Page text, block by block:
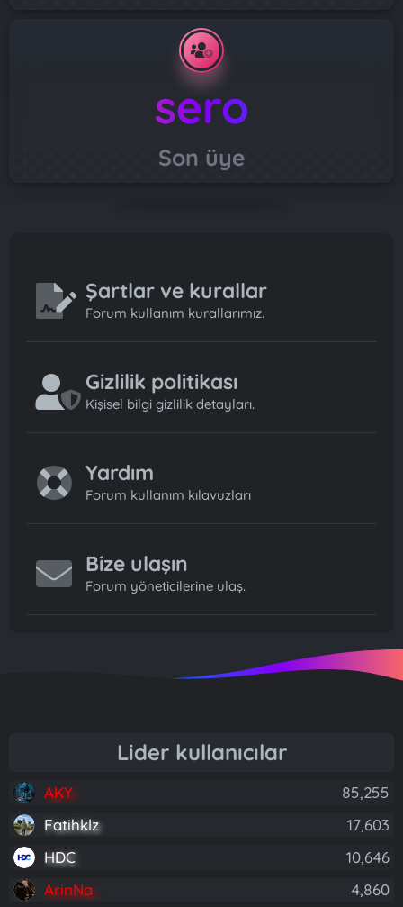
sero
Son üye
Şartlar ve kurallar
Forum kullanım kurallarımız.
Gizlilik politikası
Kişisel bilgi gizlilik detayları.
Yardım
Forum kullanım kılavuzları
Bize ulaşın
Forum yöneticilerine ulaş.
Lider kullanıcılar
AKY
85,255
Fatihklz
17,603
HDC
10,646
ArinNa
4,860